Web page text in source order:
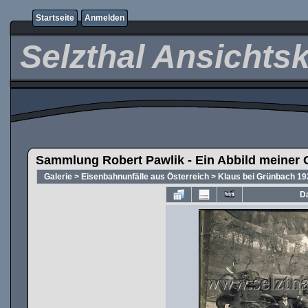
Startseite Anmelden
Selzthal
Sammlung Robert Pawlik - Ein Abbild meiner
Galerie > Eisenbahnunfälle aus Österreich > Klaus bei Grünbach